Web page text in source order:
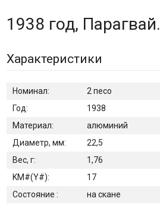
1938 год, Парагвай.
Характеристики
Номинал:
2 песо
Год:
1938
Материал:
алюминий
Диаметр, мм:
22,5
Вес, г:
1,76
KM#(Y#):
17
Состояние :
на скане